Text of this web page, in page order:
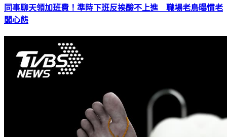
同事聊天領加班費！準時下班反挨酸不上進 職場老鳥曝慣老
闆心態